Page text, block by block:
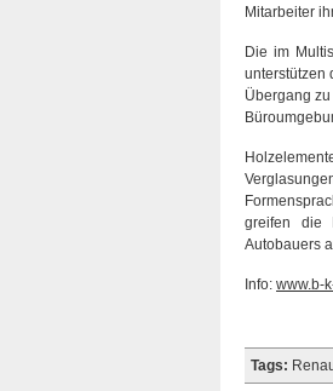
Mitarbeiter
Die im
unterstützen
Übergang
greifen die
Autobauers
Info: www.b-
Tags: